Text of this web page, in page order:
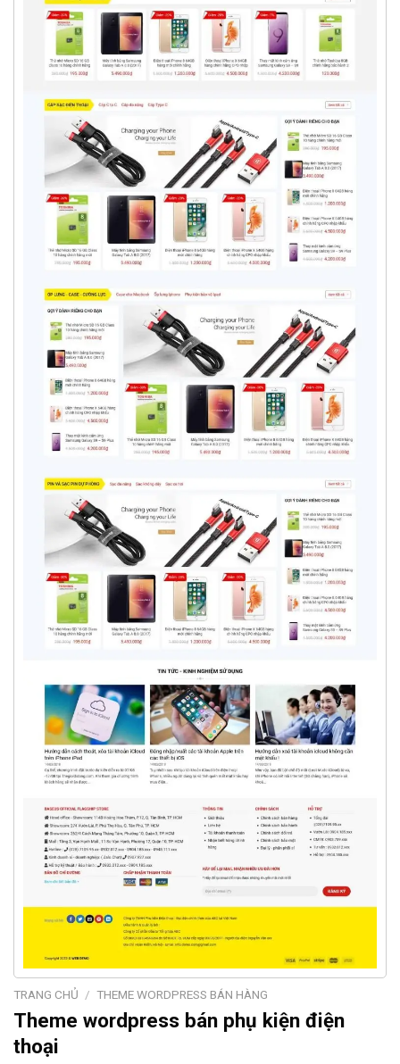
TRANG CHỦ / THEME WORDPRESS BÁN HÀNG
Theme wordpress bán phụ kiện điện
thoại